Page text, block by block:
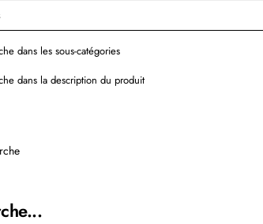
dans les sous-catégories
dans la description du produit